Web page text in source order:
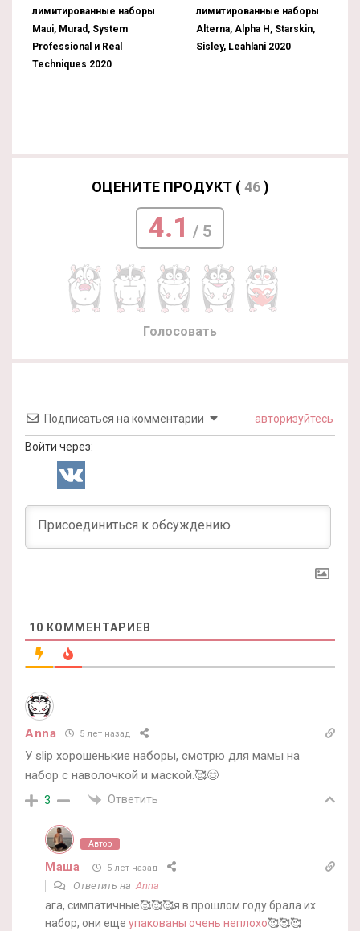
лимитированные наборы
Maui, Murad, System
Professional и Real
Techniques 2020
лимитированные наборы
Alterna, Alpha H, Starskin,
Sisley, Leahlani 2020
ОЦЕНИТЕ ПРОДУКТ (46)
4.1 / 5
Голосовать
Подписаться на комментарии авторизуйтесь
Войти через:
10 КОММЕНТАРИЕВ
Anna 5 лет назад
У slip хорошенькие наборы, смотрю для мамы на
набор с наволочкой и маской.🥰😊
3 Ответить
Автор
Маша 5 лет назад
Ответить наAnna
ага, симпатичные🥰🥰🥰я в прошлом году брала их
набор, они еще упакованы очень неплохо🥰🥰🥰